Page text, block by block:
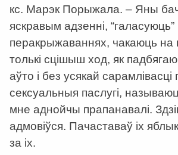
кс. Марэк Порыжала. – Яны
яскравым адзенні,
перакрыжаваннях, чакаюць на
толькі сцішыш ход, як
аўто і без усякай
сексуальныя паслугі,
мне аднойчы прапанавалі.
адмовіўся. Пачаставаў іх
за іх.